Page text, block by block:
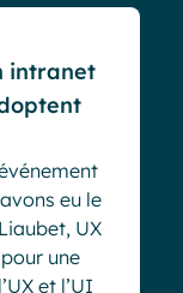
intranet
eu le
UX
une
et l’UI